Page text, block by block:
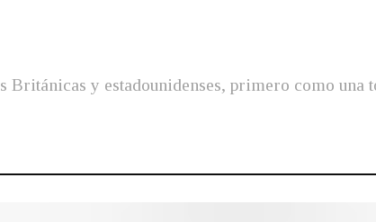
y estadounidenses, primero como una